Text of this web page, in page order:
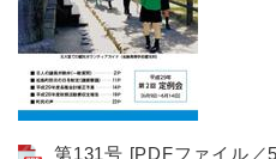
第131号​ [PDFファイル／